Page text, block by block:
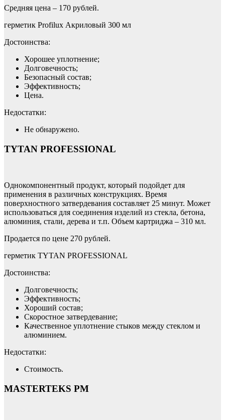
Средняя цена – 170 рублей.
герметик Profilux Акриловый 300 мл
Достоинства:
Хорошее уплотнение;
Долговечность;
Безопасный состав;
Эффективность;
Цена.
Недостатки:
Не обнаружено.
TYTAN PROFESSIONAL
Однокомпонентный продукт, который подойдет для
применения в различных конструкциях. Время
поверхностного затвердевания составляет 25 минут. Может
использоваться для соединения изделий из стекла, бетона,
алюминия, стали, дерева и т.п. Объем картриджа – 310 мл.
Продается по цене 270 рублей.
герметик TYTAN PROFESSIONAL
Достоинства:
Долговечность;
Эффективность;
Хороший состав;
Скоростное затвердевание;
Качественное уплотнение стыков между стеклом и
алюминием.
Недостатки:
Стоимость.
MASTERTEKS PM